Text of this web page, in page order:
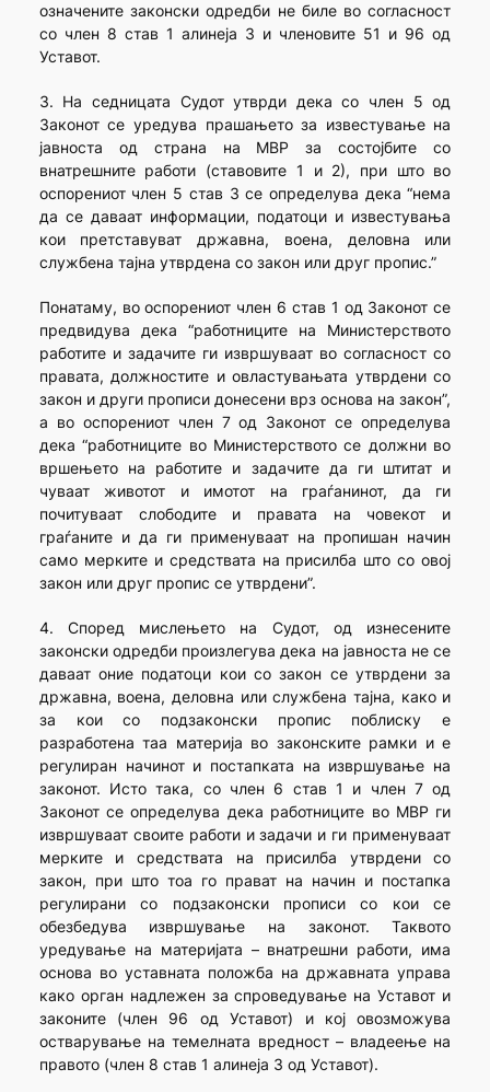
означените законски одредби не биле во согласност
со член 8 став 1 алинеја 3 и членовите 51 и 96 од
Уставот.
3. На седницата Судот утврди дека со член 5 од
Законот се уредува прашањето за известување на
јавноста од страна на МВР за состојбите со
внатрешните работи (ставовите 1 и 2), при што во
оспорениот член 5 став 3 се определува дека “нема
да се даваат информации, податоци и известувања
кои претставуват државна, воена, деловна или
службена тајна утврдена со закон или друг пропис.”
Понатаму, во оспорениот член 6 став 1 од Законот се
предвидува дека “работниците на Министерството
работите и задачите ги извршуваат во согласност со
правата, должностите и овластувањата утврдени со
закон и други прописи донесени врз основа на закон”,
а во оспорениот член 7 од Законот се определува
дека “работниците во Министерството се должни во
вршењето на работите и задачите да ги штитат и
чуваат животот и имотот на граѓанинот, да ги
почитуваат слободите и правата на човекот и
граѓаните и да ги применуваат на пропишан начин
само мерките и средствата на присилба што со овој
закон или друг пропис се утврдени”.
4. Според мислењето на Судот, од изнесените
законски одредби произлегува дека на јавноста не се
даваат оние податоци кои со закон се утврдени за
државна, воена, деловна или службена тајна, како и
за кои со подзаконски пропис поблиску е
разработена таа материја во законските рамки и е
регулиран начинот и постапката на извршување на
законот. Исто така, со член 6 став 1 и член 7 од
Законот се определува дека работниците во МВР ги
извршуваат своите работи и задачи и ги применуваат
мерките и средствата на присилба утврдени со
закон, при што тоа го прават на начин и постапка
регулирани со подзаконски прописи со кои се
обезбедува извршување на законот. Таквото
уредување на материјата – внатрешни работи, има
основа во уставната положба на државната управа
како орган надлежен за спроведување на Уставот и
законите (член 96 од Уставот) и кој овозможува
остварување на темелната вредност – владеење на
правото (член 8 став 1 алинеја 3 од Уставот).